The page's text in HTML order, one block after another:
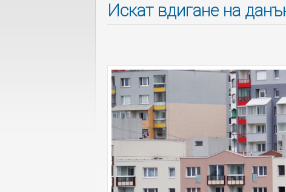
Искат вдигане на